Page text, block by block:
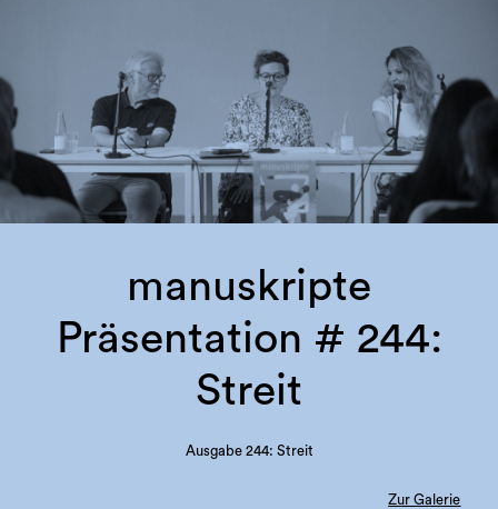
manuskripte
Präsentation # 244:
Streit
Ausgabe 244: Streit
Zur Galerie